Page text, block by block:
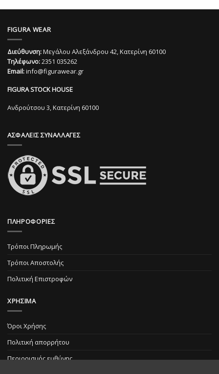
παραλλαγές.
Οι
επιλογές
μπορούν
επιλεγούν
του
παραλλαγές.
FIGURA WEAR
Διεύθυνση:Μεγάλου Αλεξάνδρου 42, Κατερίνη 60100
Τηλέφωνο:2351 035262
Email:info@figurawear.gr
FIGURA STOCK HOUSE
Ανδρούτσου 3, Κατερίνη 60100
ΑΣΦΑΛΕΙΣ ΣΥΝΑΛΛΑΓΕΣ
ΠΛΗΡΟΦΟΡΙΕΣ
Τρόποι Πληρωμής
Τρόποι Αποστολής
Πολιτική Επιστροφών
ΧΡΗΣΙΜΑ
Όροι Χρήσης
Πολιτική απορρήτου
Περιορισμός ευθύνης